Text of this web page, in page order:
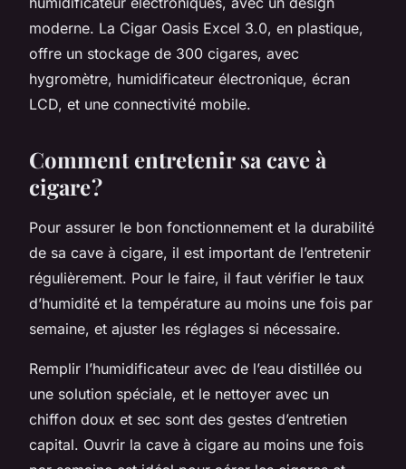
moderne. La Cigar Oasis Excel 3.0, en plastique,
offre un stockage de 300 cigares, avec
hygromètre, humidificateur électronique, écran
LCD, et une connectivité mobile.
Comment entretenir sa cave à
cigare ?
Pour assurer le bon fonctionnement et la durabilité
de sa cave à cigare, il est important de l’entretenir
régulièrement. Pour le faire, il faut vérifier le taux
d’humidité et la température au moins une fois par
semaine, et ajuster les réglages si nécessaire.
Remplir l’humidificateur avec de l’eau distillée ou
une solution spéciale, et le nettoyer avec un
chiffon doux et sec sont des gestes d’entretien
capital. Ouvrir la cave à cigare au moins une fois